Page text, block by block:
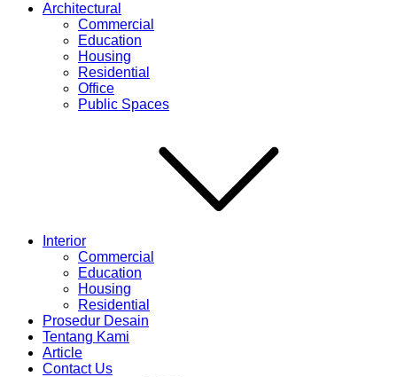
Architectural
Commercial
Education
Housing
Residential
Office
Public Spaces
Interior
Commercial
Education
Housing
Residential
Prosedur Desain
Tentang Kami
Article
Contact Us